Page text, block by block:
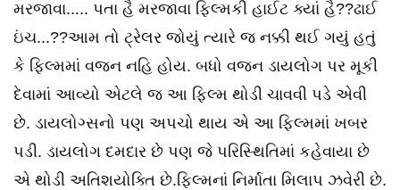
મરજાવા..... પતા હૈ મરજાવા ફિલ્મકી હાઈટ ક્યાં હૈ??ઢાઈ
ઇંચ...??આમ તો ટ્રેલર જોયું ત્યારે જ નક્કી થઈ ગયું હતું
કે ફિલ્મમાં વજન નહિ હોય. બધો વજન ડાયલોગ પર મૂકી
દેવામાં આવ્યો એટલે જ આ ફિલ્મ થોડી ચાવવી પડે એવી
છે. ડાયલોગ્સનો પણ અપચો થાય એ આ ફિલ્મમાં ખબર
પડી. ડાયલોગ દમદાર છે પણ જે પરિસ્થિતિમાં કહેવાયા છે
એ થોડી અતિશયોક્તિ છે.ફિલ્મનાં નિર્માતા મિલાપ ઝવેરી છે.